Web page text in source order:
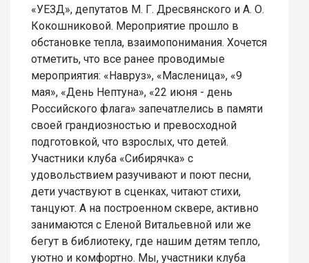
«УЕЗД», депутатов М. Г. Дресвянского и А. О.
Кокошниковой. Мероприятие прошло в
обстановке тепла, взаимопонимания. Хочется
отметить, что все ранее проводимые
мероприятия: «Навруз», «Масленица», «9
мая», «День Нептуна», «22 июня - день
Российского флага» запечатлелись в памяти
своей грандиозностью и превосходной
подготовкой, что взрослых, что детей.
Участники клуба «Сибирячка» с
удовольствием разучивают и поют песни,
дети участвуют в сценках, читают стихи,
танцуют. А на построенном сквере, активно
занимаются с Еленой Витальевной или же
бегут в библиотеку, где нашим детям тепло,
уютно и комфортно. Мы, участники клуба